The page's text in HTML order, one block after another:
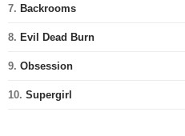
7. Backrooms
8. Evil Dead Burn
9. Obsession
10. Supergirl